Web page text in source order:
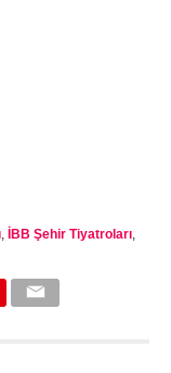
, İBB Şehir Tiyatroları,